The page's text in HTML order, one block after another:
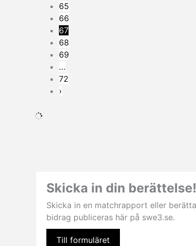
65
66
67
68
69
…
72
›
Skicka in din berättelse!
Skicka in en matchrapport eller
bidrag publiceras här på swe3.se.
Till formuläret